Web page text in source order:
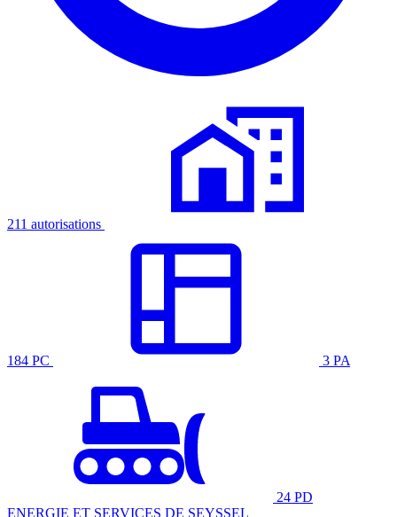
211 autorisations
184 PC 3 PA
24 PD
ENERGIE ET SERVICES DE SEYSSEL